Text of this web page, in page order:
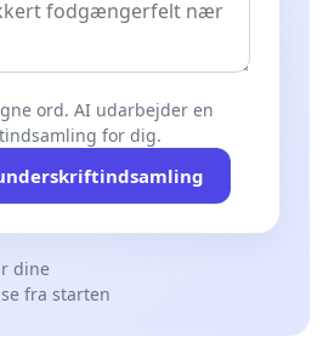
ord. AI udarbejder en
for dig.
dine
fra starten